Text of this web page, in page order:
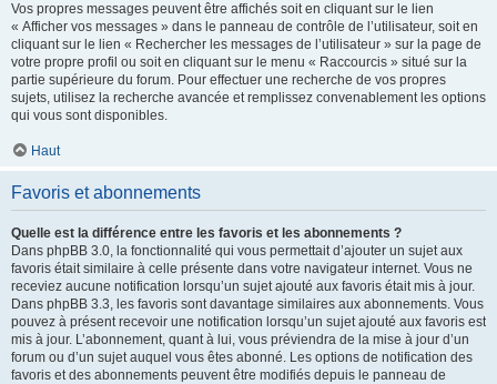
Vos propres messages peuvent être affichés soit en cliquant sur le lien
« Afficher vos messages » dans le panneau de contrôle de l’utilisateur, soit en
cliquant sur le lien « Rechercher les messages de l’utilisateur » sur la page de
votre propre profil ou soit en cliquant sur le menu « Raccourcis » situé sur la
partie supérieure du forum. Pour effectuer une recherche de vos propres
sujets, utilisez la recherche avancée et remplissez convenablement les options
qui vous sont disponibles.
Haut
Favoris et abonnements
Quelle est la différence entre les favoris et les abonnements ?
Dans phpBB 3.0, la fonctionnalité qui vous permettait d’ajouter un sujet aux
favoris était similaire à celle présente dans votre navigateur internet. Vous ne
receviez aucune notification lorsqu’un sujet ajouté aux favoris était mis à jour.
Dans phpBB 3.3, les favoris sont davantage similaires aux abonnements. Vous
pouvez à présent recevoir une notification lorsqu’un sujet ajouté aux favoris est
mis à jour. L’abonnement, quant à lui, vous préviendra de la mise à jour d’un
forum ou d’un sujet auquel vous êtes abonné. Les options de notification des
favoris et des abonnements peuvent être modifiés depuis le panneau de